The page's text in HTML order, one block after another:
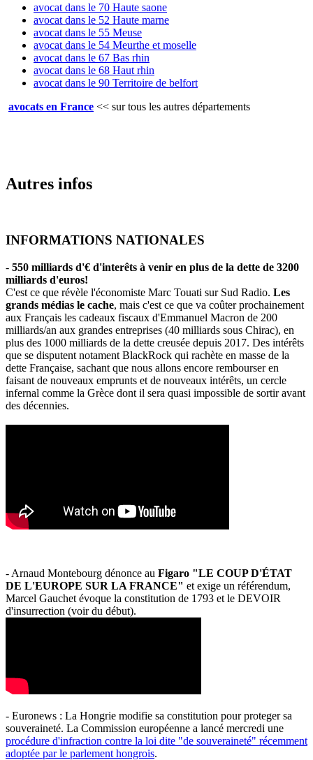
avocat dans le 70 Haute saone
avocat dans le 52 Haute marne
avocat dans le 55 Meuse
avocat dans le 54 Meurthe et moselle
avocat dans le 67 Bas rhin
avocat dans le 68 Haut rhin
avocat dans le 90 Territoire de belfort
avocats en France << sur tous les autres départements
Autres infos
INFORMATIONS NATIONALES
- 550 milliards d'€ d'interêts à venir en plus de la dette de 3200
milliards d'euros!
C'est ce que révèle l'économiste Marc Touati sur Sud Radio. Les
grands médias le cache, mais c'est ce que va coûter prochainement
aux Français les cadeaux fiscaux d'Emmanuel Macron de 200
milliards/an aux grandes entreprises (40 milliards sous Chirac), en
plus des 1000 milliards de la dette creusée depuis 2017. Des intérêts
que se disputent notament BlackRock qui rachète en masse de la
dette Française, sachant que nous allons encore rembourser en
faisant de nouveaux emprunts et de nouveaux intérêts, un cercle
infernal comme la Grèce dont il sera quasi impossible de sortir avant
des décennies.
- Arnaud Montebourg dénonce au Figaro "LE COUP D'ÉTAT
DE L'EUROPE SUR LA FRANCE" et exige un référendum,
Marcel Gauchet évoque la constitution de 1793 et le DEVOIR
d'insurrection (voir du début).
- Euronews : La Hongrie modifie sa constitution pour proteger sa
souveraineté. La Commission européenne a lancé mercredi une
procédure d'infraction contre la loi dite "de souveraineté" récemment
adoptée par le parlement hongrois.